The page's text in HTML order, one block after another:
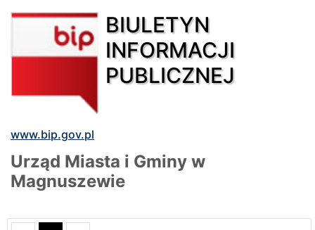
BIULETYN
INFORMACJI
PUBLICZNEJ
www.bip.gov.pl
Urząd Miasta i Gminy w
Magnuszewie